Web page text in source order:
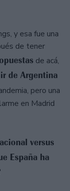
y esa fue una
de tener
de acá,
de Argentina
pero una
en Madrid
versus
España ha